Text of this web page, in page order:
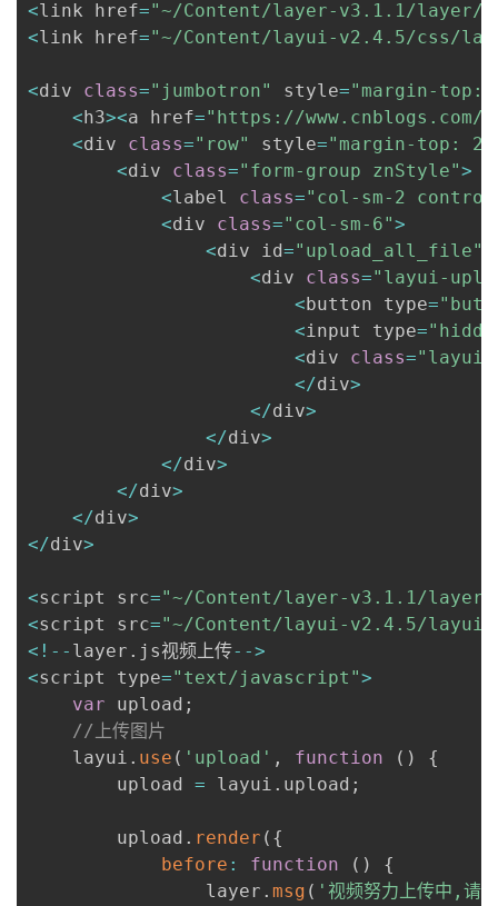
<link href="~/Content/layer-v3.1.1/layer/
<link href="~/Content/layui-v2.4.5/css/
<div class="jumbotron" style="margin-top:
< h3><a href="https://www.cnblogs.com/
<div class="row" style="margin-top:
<div class="form-group znStyle">
<label class="col-sm-2
<div class="col-sm-6">
<div id="upload_all_file"
<div class="layui-
< button type=
<input type=
<div class=
</div>
</div>
</div>
</div>
</div>
</div>
</div>
<script src="~/Content/layer-v3.1.1/
<script src="~/Content/layui-v2.4.5/
< ! -- layer . js视频上传-->
<script type="text/javascript">
var upload ;
//上传图片
    layui
. use ( 'upload' , function ( )
{
        upload
= layui . upload ;
        upload
. render ( {
before : function ( )
{
                layer
. msg ( '视频努力上传中,